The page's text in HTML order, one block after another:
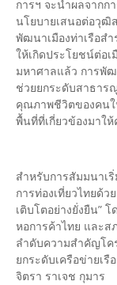
การฯ จะนำผลจากก
นโยบายเสนอต่อวุฒิ
พัฒนาเมืองท่าเรือส
ให้เกิดประโยชน์ต่อเ
มหาศาลแล้ว การพัฒ
ช่วยยกระดับสาธา
คุณภาพชีวิตของคน
พื้นที่ที่เกี่ยวข้องมาใ
สำหรับการสัมมนาเ
การท่องเที่ยวไทยด้ว
เติบโตอย่างยั่งยืน”
หอการค้าไทย และส
ลำดับความสำคัญโค
ยกระดับเครือข่ายเ
จิตรา ราเจช กุมาร